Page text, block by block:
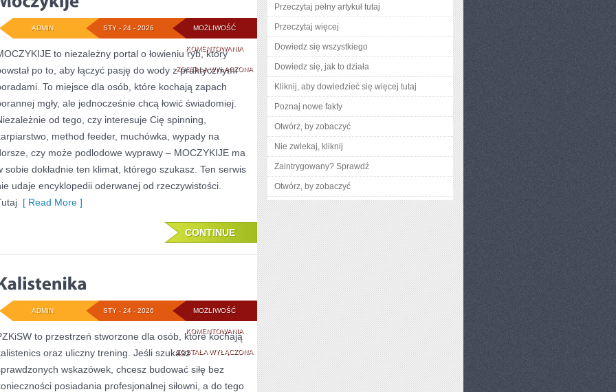
MOŻLIWOŚĆ
KOMENTOWANIAMOCZYKIJE
ZOSTAŁA WYŁĄCZONA
STY - 24 - 2026
ADMIN
to niezależny portal o łowieniu ryb, który
po to, aby łączyć pasję do wody z praktycznymi
To miejsce dla osób, które kochają zapach
mgły, ale jednocześnie chcą łowić świadomiej.
od tego, czy interesuje Cię spinning,
method feeder, muchówka, wypady na
czy może podlodowe wyprawy – MOCZYKIJE ma
sobie dokładnie ten klimat, którego szukasz. Ten serwis
udaje encyklopedii oderwanej od rzeczywistości.
[ Read More ]
CONTINUE
MOŻLIWOŚĆ
KOMENTOWANIAKALISTENIKA
ZOSTAŁA WYŁĄCZONA
STY - 24 - 2026
ADMIN
to przestrzeń stworzone dla osób, które kochają
oraz uliczny trening. Jeśli szukasz
wskazówek, chcesz budować siłę bez
posiadania profesjonalnej siłowni, a do tego
Przeczytaj pełny artykuł tutaj
Przeczytaj więcej
Dowiedz się wszystkiego
Dowiedz się, jak to działa
Kliknij, aby dowiedzieć się więcej tutaj
Poznaj nowe fakty
Otwórz, by zobaczyć
Nie zwlekaj, kliknij
Zaintrygowany? Sprawdź
Otwórz, by zobaczyć